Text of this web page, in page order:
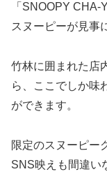
「SNOOPY
スヌーピーが見事
竹林に囲まれた店
ら、ここでしか味
ができます。
限定のスヌーピー
SNS映えも間違い